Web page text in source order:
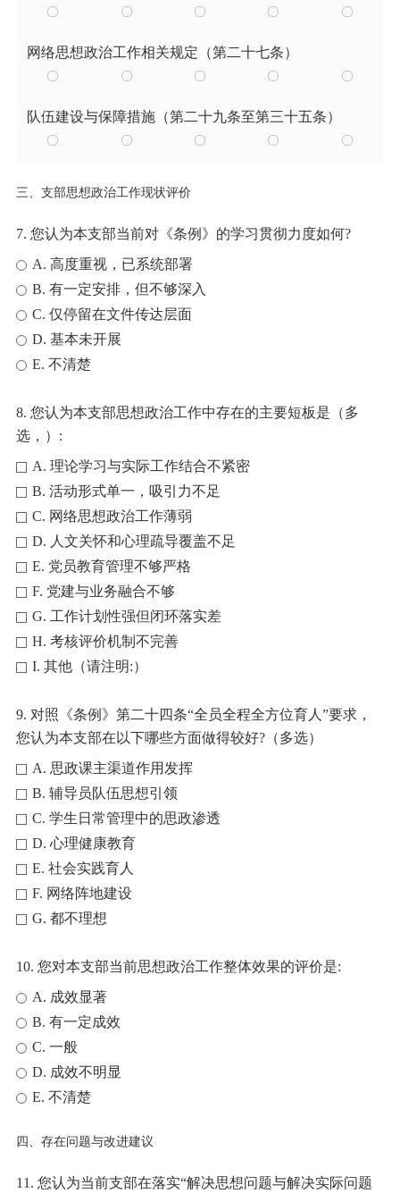
网络思想政治工作相关规定（第二十七条）
队伍建设与保障措施（第二十九条至第三十五条）
三、支部思想政治工作现状评价
7. 您认为本支部当前对《条例》的学习贯彻力度如何?
A. 高度重视，已系统部署
B. 有一定安排，但不够深入
C. 仅停留在文件传达层面
D. 基本未开展
E. 不清楚
8. 您认为本支部思想政治工作中存在的主要短板是（多
选，）:
A. 理论学习与实际工作结合不紧密
B. 活动形式单一，吸引力不足
C. 网络思想政治工作薄弱
D. 人文关怀和心理疏导覆盖不足
E. 党员教育管理不够严格
F. 党建与业务融合不够
G. 工作计划性强但闭环落实差
H. 考核评价机制不完善
I. 其他（请注明:）
9. 对照《条例》第二十四条“全员全程全方位育人”要求，
您认为本支部在以下哪些方面做得较好?（多选）
A. 思政课主渠道作用发挥
B. 辅导员队伍思想引领
C. 学生日常管理中的思政渗透
D. 心理健康教育
E. 社会实践育人
F. 网络阵地建设
G. 都不理想
10. 您对本支部当前思想政治工作整体效果的评价是:
A. 成效显著
B. 有一定成效
C. 一般
D. 成效不明显
E. 不清楚
四、存在问题与改进建议
11. 您认为当前支部在落实“解决思想问题与解决实际问题